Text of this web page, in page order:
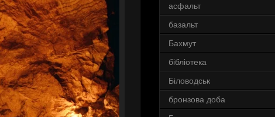
асфальт
базальт
Бахмут
бібліотека
Біловодськ
бронзова доба